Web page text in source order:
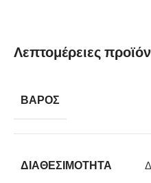
Λεπτομέρειες
ΒΆΡΟΣ
ΔΙΑΘΕΣΙΜΌΤΗΤΑ